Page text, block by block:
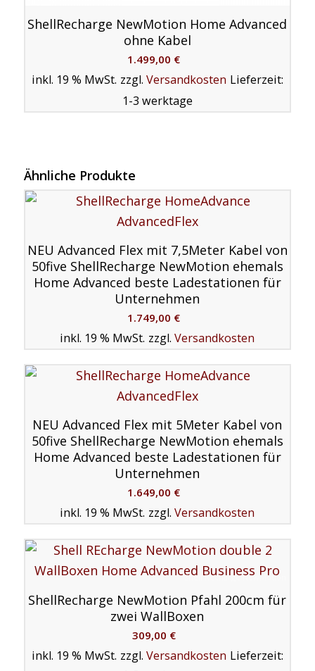
ShellRecharge NewMotion Home Advanced
ohne Kabel
1.499,00 €
inkl. 19 % MwSt. zzgl. Versandkosten Lieferzeit:
1-3 werktage
Ähnliche Produkte
NEU Advanced Flex mit 7,5Meter Kabel von
50five ShellRecharge NewMotion ehemals
Home Advanced beste Ladestationen für
Unternehmen
1.749,00 €
inkl. 19 % MwSt. zzgl.Versandkosten
NEU Advanced Flex mit 5Meter Kabel von
50five ShellRecharge NewMotion ehemals
Home Advanced beste Ladestationen für
Unternehmen
1.649,00 €
inkl. 19 % MwSt. zzgl.Versandkosten
Shell Recharge NewMotion
ShellRecharge NewMotion Pfahl 200cm für
zwei WallBoxen
309,00 €
inkl. 19 % MwSt. zzgl. Versandkosten Lieferzeit: